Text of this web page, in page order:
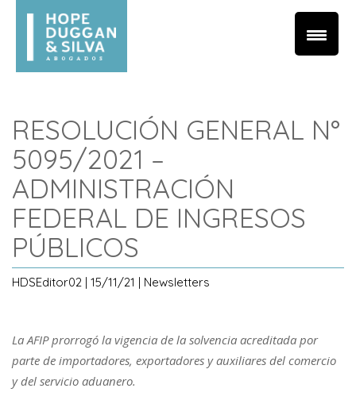
RESOLUCIÓN GENERAL N°
5095/2021 –
ADMINISTRACIÓN
FEDERAL DE INGRESOS
PÚBLICOS
HDSEditor02 | 15/11/21 | Newsletters
La AFIP prorrogó la vigencia de la solvencia acreditada por
parte de importadores, exportadores y auxiliares del comercio
y del servicio aduanero.